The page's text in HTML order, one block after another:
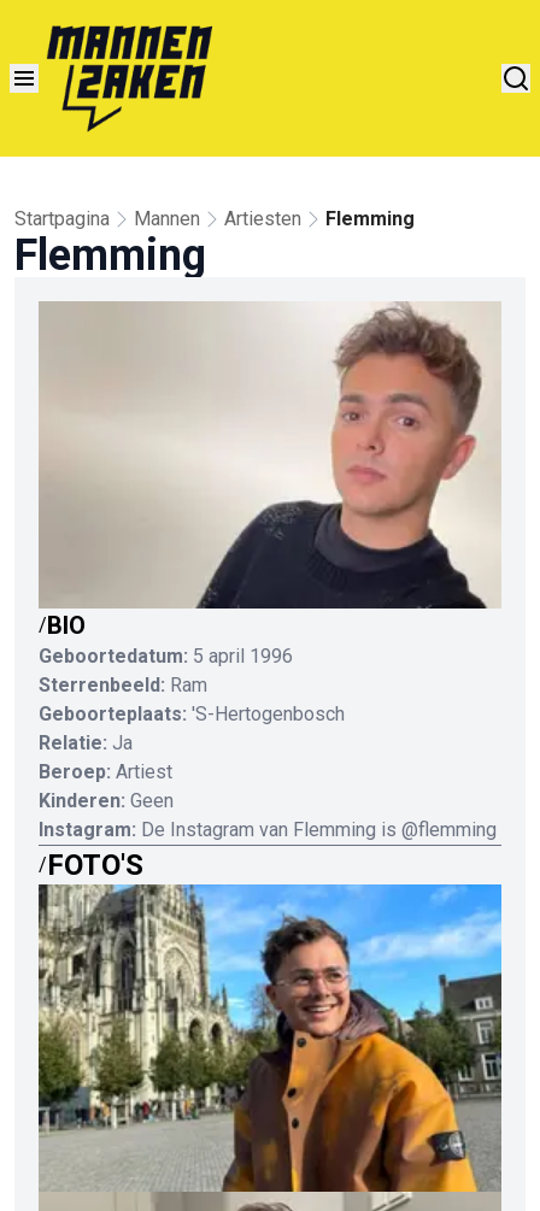
Startpagina Mannen Artiesten Flemming
Flemming
/BIO
Geboortedatum: 5 april 1996
Sterrenbeeld: Ram
Geboorteplaats: 'S-Hertogenbosch
Relatie: Ja
Beroep: Artiest
Kinderen: Geen
Instagram: De Instagram van Flemming is @flemming
/FOTO'S